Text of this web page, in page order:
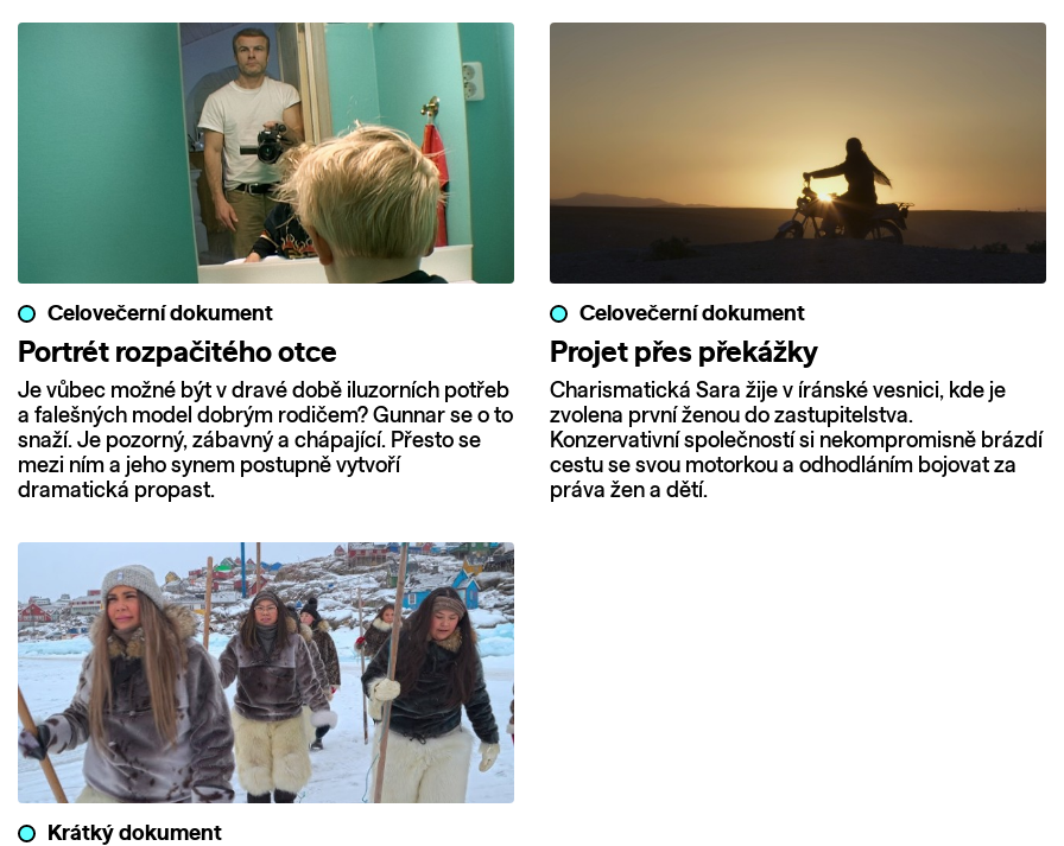
Celovečerní dokument
Portrét rozpačitého otce
Je vůbec možné být v dravé době iluzorních potřeb
a falešných model dobrým rodičem? Gunnar se o to
snaží. Je pozorný, zábavný a chápající. Přesto se
mezi ním a jeho synem postupně vytvoří
dramatická propast.
Celovečerní dokument
Projet přes překážky
Charismatická Sara žije v íránské vesnici, kde je
zvolena první ženou do zastupitelstva.
Konzervativní společností si nekompromisně brázdí
cestu se svou motorkou a odhodláním bojovat za
práva žen a dětí.
Krátký dokument